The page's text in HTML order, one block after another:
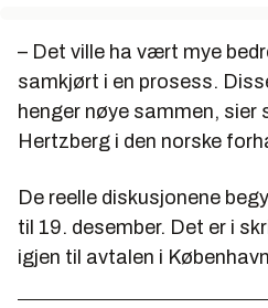
– Det ville ha vært mye
samkjørt i en prosess.
henger nøye sammen, sier
Hertzberg i den norske
De reelle diskusjonene
til 19. desember. Det er i
igjen til avtalen i